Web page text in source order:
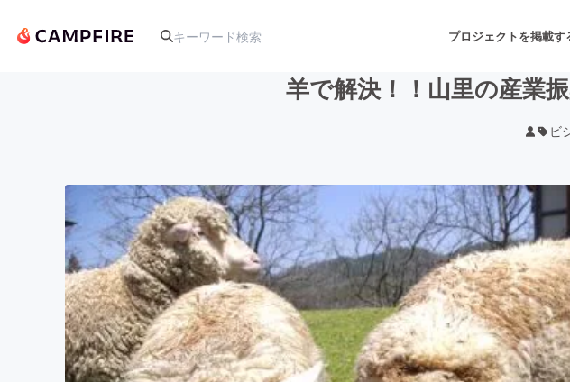
プロジェクトを掲載す
アート・写真 音楽
テクノロジー・ガジェット ゲーム・サービス開発
映像・映画 書籍・雑誌出版
ビジネス・起業 チャレンジ
羊で解決！！山里の産業
ビ